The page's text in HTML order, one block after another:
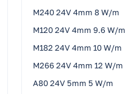
M240 24V 4mm 8 W/m
M120 24V 4mm 9.6 W/m
M182 24V 4mm 10 W/m
M266 24V 4mm 12 W/m
A80 24V 5mm 5 W/m